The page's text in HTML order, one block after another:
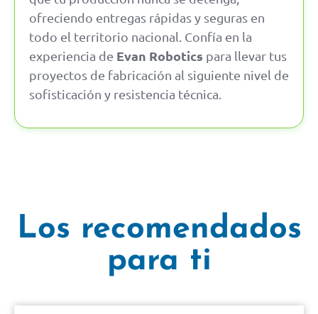
ofreciendo entregas rápidas y seguras en
todo el territorio nacional. Confía en la
experiencia de Evan Robotics para llevar tus
proyectos de fabricación al siguiente nivel de
sofisticación y resistencia técnica.
Los recomendados
para ti